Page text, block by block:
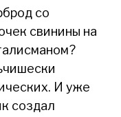
со
свинины на
И уже
создал